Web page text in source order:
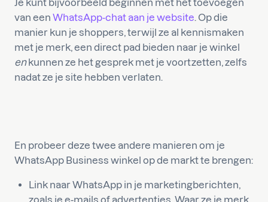
Je kunt bijvoorbeeld beginnen met het toevoegen
van een WhatsApp-chat aan je website. Op die
manier kun je shoppers, terwijl ze al kennismaken
met je merk, een direct pad bieden naar je winkel
enkunnen ze het gesprek met je voortzetten, zelfs
nadat ze je site hebben verlaten.
En probeer deze twee andere manieren om je
WhatsApp Business winkel op de markt te brengen:
Link naar WhatsApp in je marketingberichten,
zoals je e-mails of advertenties. Waar ze je merk